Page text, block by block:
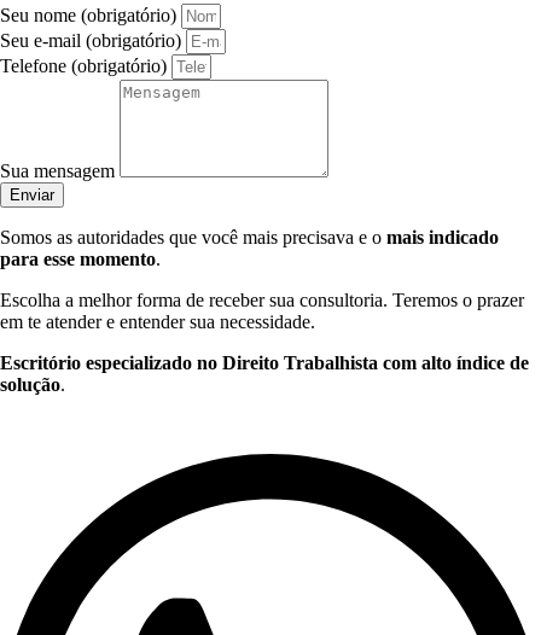
Seu nome (obrigatório)
Seu e-mail (obrigatório)
Telefone (obrigatório)
Sua mensagem
Enviar
Somos as autoridades que você mais precisava e o mais indicado
para esse momento.
Escolha a melhor forma de receber sua consultoria. Teremos o prazer
em te atender e entender sua necessidade.
Escritório especializado no Direito Trabalhista com alto índice de
solução.